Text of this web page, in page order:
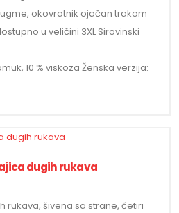
okovratnik ojačan trakom
u veličini 3XL Sirovinski
10 % viskoza Ženska verzija:
dugih rukava
rukava, šivena sa strane, četiri